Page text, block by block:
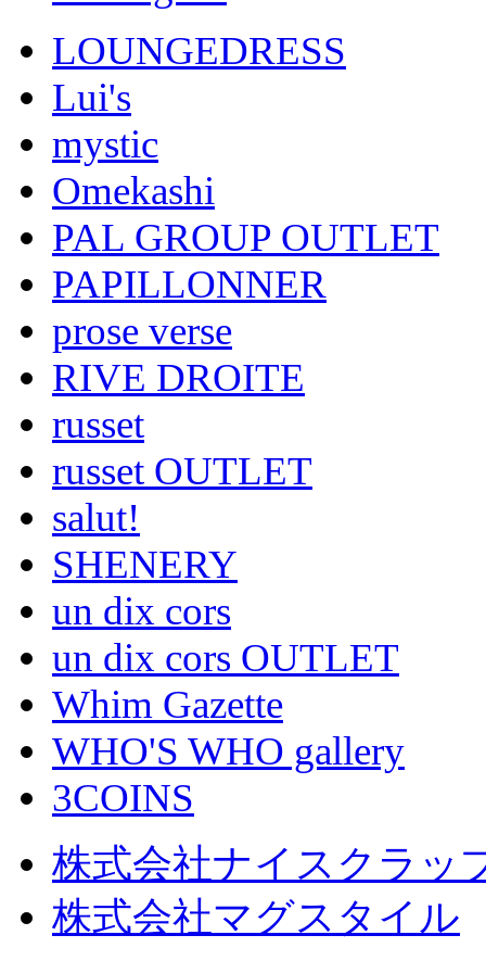
LOUNGEDRESS
Lui's
mystic
Omekashi
PAL GROUP OUTLET
PAPILLONNER
prose verse
RIVE DROITE
russet
russet OUTLET
salut!
SHENERY
un dix cors
un dix cors OUTLET
Whim Gazette
WHO'S WHO gallery
3COINS
株式会社ナイスクラッ
株式会社マグスタイル